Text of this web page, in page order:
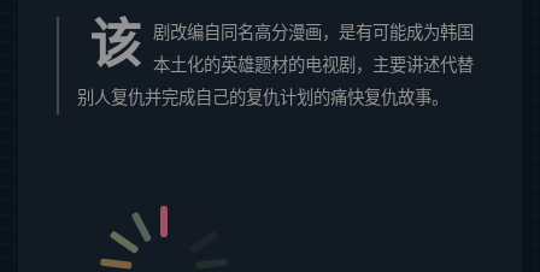
该
剧改编自同名高分漫画，是有可能成为韩国
本土化的英雄题材的电视剧，主要讲述代替
别人复仇并完成自己的复仇计划的痛快复仇故事。